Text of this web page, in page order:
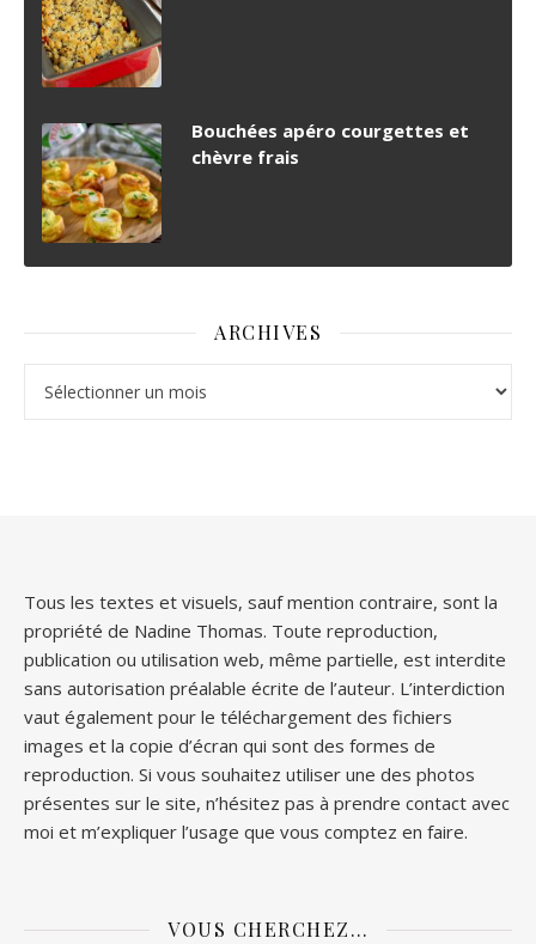
Bouchées apéro courgettes et
chèvre frais
ARCHIVES
Tous les textes et visuels, sauf mention contraire, sont la
propriété de Nadine Thomas. Toute reproduction,
publication ou utilisation web, même partielle, est interdite
sans autorisation préalable écrite de l’auteur. L’interdiction
vaut également pour le téléchargement des fichiers
images et la copie d’écran qui sont des formes de
reproduction. Si vous souhaitez utiliser une des photos
présentes sur le site, n’hésitez pas à prendre contact avec
moi et m’expliquer l’usage que vous comptez en faire.
VOUS CHERCHEZ…